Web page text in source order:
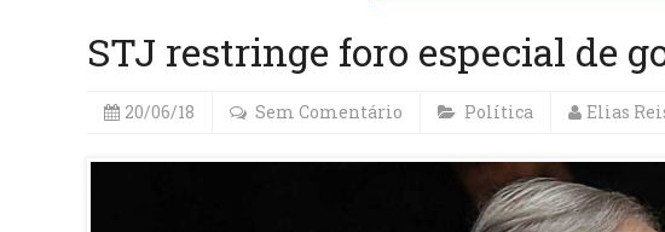
STJ restringe foro especial de
20/06/18 Sem Comentário Política Elias